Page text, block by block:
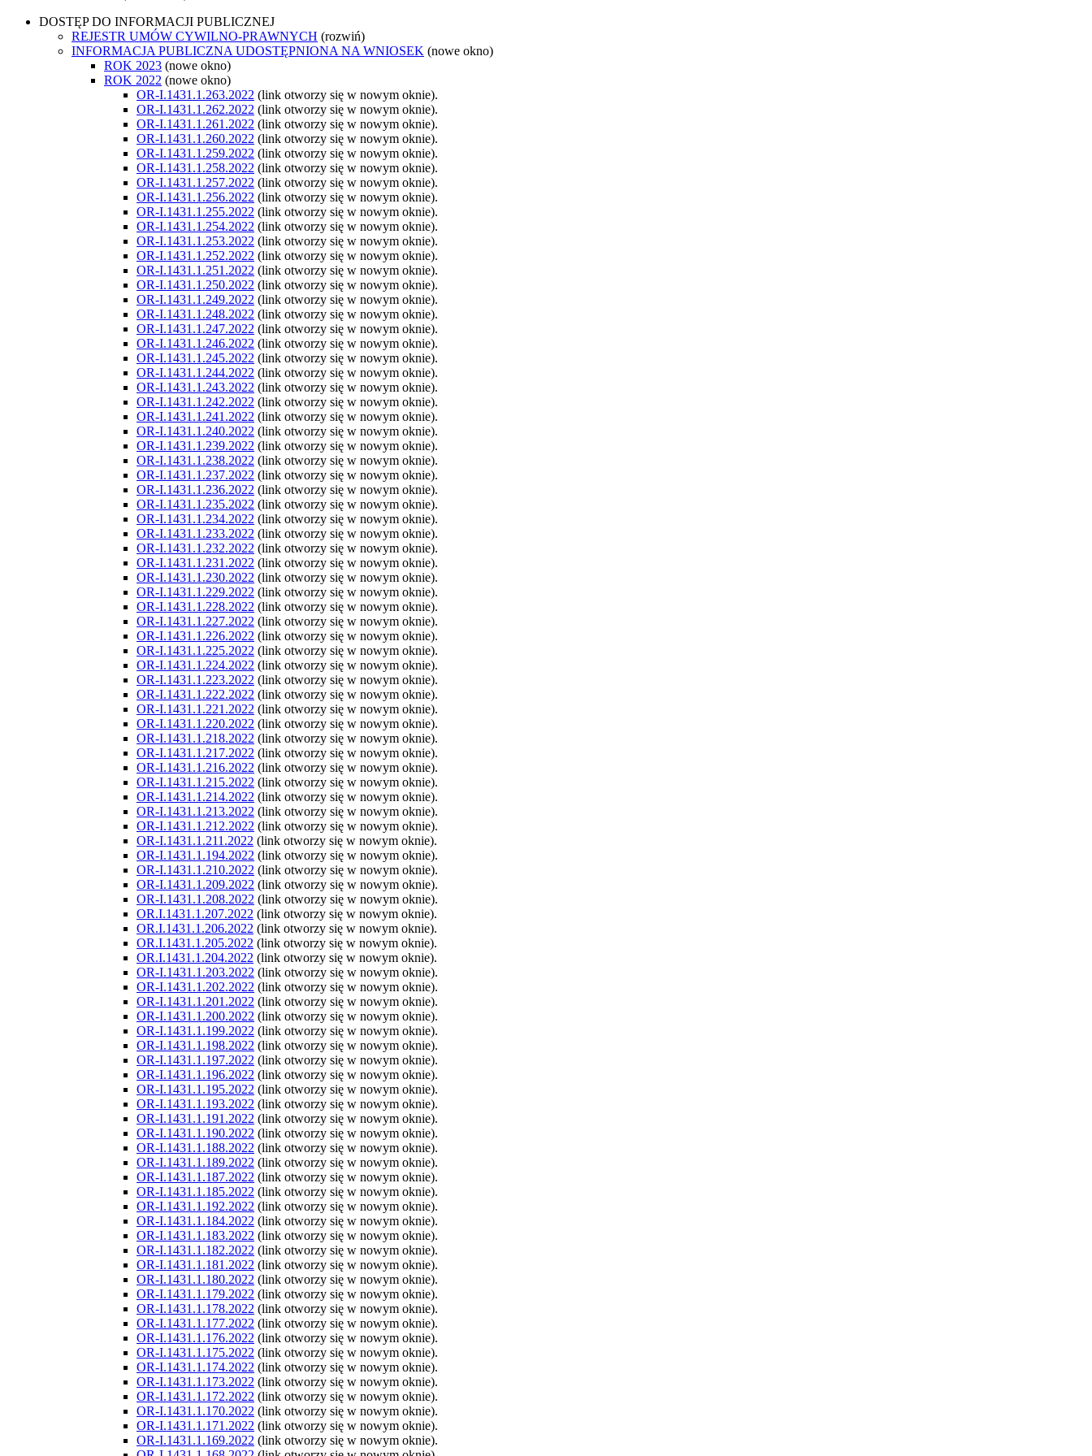
DOSTĘP DO INFORMACJI PUBLICZNEJ
REJESTR UMÓW CYWILNO-PRAWNYCH (rozwiń)
INFORMACJA PUBLICZNA UDOSTĘPNIONA NA WNIOSEK (nowe okno)
ROK 2023 (nowe okno)
ROK 2022 (nowe okno)
OR-I.1431.1.263.2022 (link otworzy się w nowym oknie).
OR-I.1431.1.262.2022 (link otworzy się w nowym oknie).
OR-I.1431.1.261.2022 (link otworzy się w nowym oknie).
OR-I.1431.1.260.2022 (link otworzy się w nowym oknie).
OR-I.1431.1.259.2022 (link otworzy się w nowym oknie).
OR-I.1431.1.258.2022 (link otworzy się w nowym oknie).
OR-I.1431.1.257.2022 (link otworzy się w nowym oknie).
OR-I.1431.1.256.2022 (link otworzy się w nowym oknie).
OR-I.1431.1.255.2022 (link otworzy się w nowym oknie).
OR-I.1431.1.254.2022 (link otworzy się w nowym oknie).
OR-I.1431.1.253.2022 (link otworzy się w nowym oknie).
OR-I.1431.1.252.2022 (link otworzy się w nowym oknie).
OR-I.1431.1.251.2022 (link otworzy się w nowym oknie).
OR-I.1431.1.250.2022 (link otworzy się w nowym oknie).
OR-I.1431.1.249.2022 (link otworzy się w nowym oknie).
OR-I.1431.1.248.2022 (link otworzy się w nowym oknie).
OR-I.1431.1.247.2022 (link otworzy się w nowym oknie).
OR-I.1431.1.246.2022 (link otworzy się w nowym oknie).
OR-I.1431.1.245.2022 (link otworzy się w nowym oknie).
OR-I.1431.1.244.2022 (link otworzy się w nowym oknie).
OR-I.1431.1.243.2022 (link otworzy się w nowym oknie).
OR-I.1431.1.242.2022 (link otworzy się w nowym oknie).
OR-I.1431.1.241.2022 (link otworzy się w nowym oknie).
OR-I.1431.1.240.2022 (link otworzy się w nowym oknie).
OR-I.1431.1.239.2022 (link otworzy się w nowym oknie).
OR-I.1431.1.238.2022 (link otworzy się w nowym oknie).
OR-I.1431.1.237.2022 (link otworzy się w nowym oknie).
OR-I.1431.1.236.2022 (link otworzy się w nowym oknie).
OR-I.1431.1.235.2022 (link otworzy się w nowym oknie).
OR-I.1431.1.234.2022 (link otworzy się w nowym oknie).
OR-I.1431.1.233.2022 (link otworzy się w nowym oknie).
OR-I.1431.1.232.2022 (link otworzy się w nowym oknie).
OR-I.1431.1.231.2022 (link otworzy się w nowym oknie).
OR-I.1431.1.230.2022 (link otworzy się w nowym oknie).
OR-I.1431.1.229.2022 (link otworzy się w nowym oknie).
OR-I.1431.1.228.2022 (link otworzy się w nowym oknie).
OR-I.1431.1.227.2022 (link otworzy się w nowym oknie).
OR-I.1431.1.226.2022 (link otworzy się w nowym oknie).
OR-I.1431.1.225.2022 (link otworzy się w nowym oknie).
OR-I.1431.1.224.2022 (link otworzy się w nowym oknie).
OR-I.1431.1.223.2022 (link otworzy się w nowym oknie).
OR-I.1431.1.222.2022 (link otworzy się w nowym oknie).
OR-I.1431.1.221.2022 (link otworzy się w nowym oknie).
OR-I.1431.1.220.2022 (link otworzy się w nowym oknie).
OR-I.1431.1.218.2022 (link otworzy się w nowym oknie).
OR-I.1431.1.217.2022 (link otworzy się w nowym oknie).
OR-I.1431.1.216.2022 (link otworzy się w nowym oknie).
OR-I.1431.1.215.2022 (link otworzy się w nowym oknie).
OR-I.1431.1.214.2022 (link otworzy się w nowym oknie).
OR-I.1431.1.213.2022 (link otworzy się w nowym oknie).
OR-I.1431.1.212.2022 (link otworzy się w nowym oknie).
OR-I.1431.1.211.2022 (link otworzy się w nowym oknie).
OR-I.1431.1.194.2022 (link otworzy się w nowym oknie).
OR-I.1431.1.210.2022 (link otworzy się w nowym oknie).
OR-I.1431.1.209.2022 (link otworzy się w nowym oknie).
OR-I.1431.1.208.2022 (link otworzy się w nowym oknie).
OR.I.1431.1.207.2022 (link otworzy się w nowym oknie).
OR.I.1431.1.206.2022 (link otworzy się w nowym oknie).
OR.I.1431.1.205.2022 (link otworzy się w nowym oknie).
OR.I.1431.1.204.2022 (link otworzy się w nowym oknie).
OR-I.1431.1.203.2022 (link otworzy się w nowym oknie).
OR-I.1431.1.202.2022 (link otworzy się w nowym oknie).
OR-I.1431.1.201.2022 (link otworzy się w nowym oknie).
OR-I.1431.1.200.2022 (link otworzy się w nowym oknie).
OR-I.1431.1.199.2022 (link otworzy się w nowym oknie).
OR-I.1431.1.198.2022 (link otworzy się w nowym oknie).
OR-I.1431.1.197.2022 (link otworzy się w nowym oknie).
OR-I.1431.1.196.2022 (link otworzy się w nowym oknie).
OR-I.1431.1.195.2022 (link otworzy się w nowym oknie).
OR-I.1431.1.193.2022 (link otworzy się w nowym oknie).
OR-I.1431.1.191.2022 (link otworzy się w nowym oknie).
OR-I.1431.1.190.2022 (link otworzy się w nowym oknie).
OR-I.1431.1.188.2022 (link otworzy się w nowym oknie).
OR-I.1431.1.189.2022 (link otworzy się w nowym oknie).
OR-I.1431.1.187.2022 (link otworzy się w nowym oknie).
OR-I.1431.1.185.2022 (link otworzy się w nowym oknie).
OR-I.1431.1.192.2022 (link otworzy się w nowym oknie).
OR-I.1431.1.184.2022 (link otworzy się w nowym oknie).
OR-I.1431.1.183.2022 (link otworzy się w nowym oknie).
OR-I.1431.1.182.2022 (link otworzy się w nowym oknie).
OR-I.1431.1.181.2022 (link otworzy się w nowym oknie).
OR-I.1431.1.180.2022 (link otworzy się w nowym oknie).
OR-I.1431.1.179.2022 (link otworzy się w nowym oknie).
OR-I.1431.1.178.2022 (link otworzy się w nowym oknie).
OR-I.1431.1.177.2022 (link otworzy się w nowym oknie).
OR-I.1431.1.176.2022 (link otworzy się w nowym oknie).
OR-I.1431.1.175.2022 (link otworzy się w nowym oknie).
OR-I.1431.1.174.2022 (link otworzy się w nowym oknie).
OR-I.1431.1.173.2022 (link otworzy się w nowym oknie).
OR-I.1431.1.172.2022 (link otworzy się w nowym oknie).
OR-I.1431.1.170.2022 (link otworzy się w nowym oknie).
OR-I.1431.1.171.2022 (link otworzy się w nowym oknie).
OR-I.1431.1.169.2022 (link otworzy się w nowym oknie).